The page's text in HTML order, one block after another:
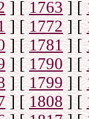
] [1763] [
] [1772] [
] [1781] [
] [1790] [
] [1799] [
] [1808] [